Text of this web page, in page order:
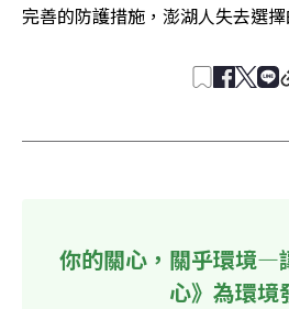
完善的防護措施，澎湖人失去選
你的關心，關乎環境—
心》為環境